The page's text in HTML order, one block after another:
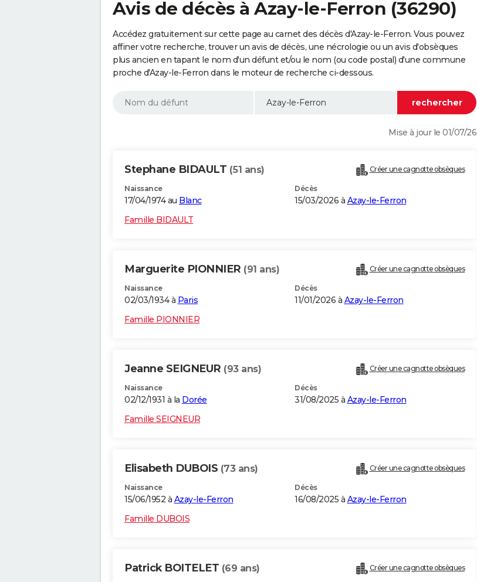
Avis de décès à Azay-le-Ferron (36290)
Accédez gratuitement sur cette page au carnet des décès d'Azay-le-Ferron. Vous pouvez
affiner votre recherche, trouver un avis de décès, une nécrologie ou un avis d'obsèques
plus ancien en tapant le nom d'un défunt et/ou le nom (ou code postal) d'une commune
proche d'Azay-le-Ferron dans le moteur de recherche ci-dessous.
Mise à jour le 01/07/26
Stephane BIDAULT (51 ans) Créer une cagnotte obsèques
Naissance
17/04/1974 au Blanc
Décès
15/03/2026 à Azay-le-Ferron
Famille BIDAULT
Marguerite PIONNIER (91 ans) Créer une cagnotte obsèques
Naissance
02/03/1934 à Paris
Décès
11/01/2026 à Azay-le-Ferron
Famille PIONNIER
Jeanne SEIGNEUR (93 ans) Créer une cagnotte obsèques
Naissance
02/12/1931 à la Dorée
Décès
31/08/2025 à Azay-le-Ferron
Famille SEIGNEUR
Elisabeth DUBOIS (73 ans) Créer une cagnotte obsèques
Naissance
15/06/1952 à Azay-le-Ferron
Décès
16/08/2025 à Azay-le-Ferron
Famille DUBOIS
Patrick BOITELET (69 ans) Créer une cagnotte obsèques